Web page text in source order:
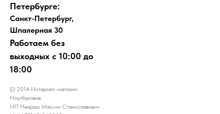
Петербурге:
Санкт-Петербург,
Шпалерная 30
Работаем без
выходных с 10:00 до
18:00
© 2014 Интернет-магазин
Ноутбуковая
ИП Некраш Максим Станиславович